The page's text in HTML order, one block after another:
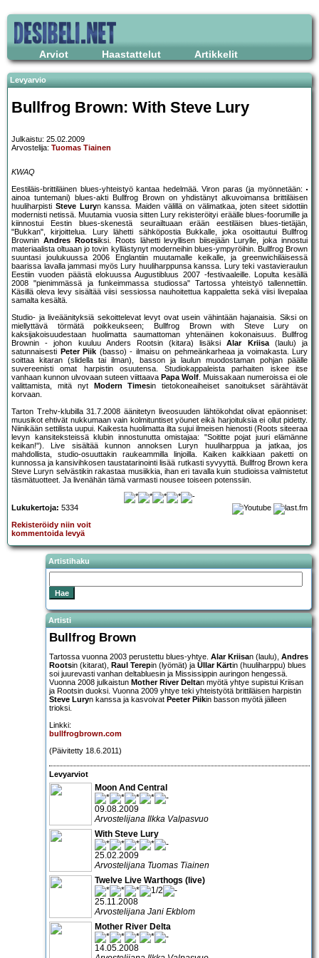
Arviot Haastattelut Artikkelit
Levyarvio
Bullfrog Brown: With Steve Lury
Julkaistu: 25.02.2009
Arvostelija: Tuomas Tiainen
KWAQ
Eestiläis-brittiläinen blues-yhteistyö kantaa hedelmää. Viron paras (ja myönnetään:
ainoa tuntemani) blues-akti Bullfrog Brown on yhdistänyt alkuvoimansa brittiläisen
huuliharpisti Steve Luryn kanssa. Maiden välillä on välimatkaa, joten siteet sidottiin
modernisti netissä. Muutamia vuosia sitten Lury rekisteröityi eräälle blues-foorumille ja
kiinnostui Eestin blues-skenestä seurailtuaan erään eestiläisen blues-tietäjän,
"Bukkan", kirjoittelua. Lury lähetti sähköpostia Bukkalle, joka osoittautui Bullfrog
Brownin Andres Rootsiksi. Roots lähetti levyllisen biisejään Lurylle, joka innostui
materiaalista oltuaan jo tovin kyllästynyt moderneihin blues-ympyröihin. Bullfrog Brown
suuntasi joulukuussa 2006 Englantiin muutamalle keikalle, ja greenwichiläisessä
baarissa lavalla jammasi myös Lury huuliharppunsa kanssa. Lury teki vastavieraulun
Eestiin vuoden päästä elokuussa Augustibluus 2007 -festivaaleille. Lopulta kesällä
2008 "pienimmässä ja funkeimmassa studiossa" Tartossa yhteistyö tallennettiin.
Käsillä oleva levy sisältää viisi sessiossa nauhoitettua kappaletta sekä viisi livepalaa
samalta kesältä.
Studio- ja liveäänityksiä sekoittelevat levyt ovat usein vähintään hajanaisia. Siksi on
miellyttävä törmätä poikkeukseen; Bullfrog Brown with Steve Lury on
kaksijakoisuudestaan huolimatta saumattoman yhtenäinen kokonaisuus. Bullfrog
Brownin - johon kuuluu Anders Rootsin (kitara) lisäksiAlar Kriisa(laulu) ja
satunnaisesti Peter Piik (basso) - ilmaisu on pehmeänkarheaa ja voimakasta. Lury
soittaa kitaran (slidella tai ilman), basson ja laulun muodostaman pohjan päälle
suvereenisti omat harpistin osuutensa. Studiokappaleista parhaiten iskee itse
vanhaan kunnon ulvovaan suteen viittaava Papa Wolf. Muissakaan numeroissa ei ole
valittamista, mitä nyt
Modern Timesin tietokoneaiheiset sanoitukset särähtävät
korvaan.
Tarton Trehv-klubilla 31.7.2008 äänitetyn liveosuuden lähtökohdat olivat epäonniset:
muusikot ehtivät nukkumaan vain kolmituntiset yöunet eikä harjoituksia ei ollut pidetty.
Niinikään settilista uupui. Kaikesta huolimatta ilta sujui ilmeisen hienosti (Roots siteeraa
levyn kansiteksteissä klubin innostunutta omistajaa: "Soititte pojat juuri elämänne
keikan!"). Live sisältää kunnon annoksen Luryn huuliharppua ja jatkaa, jos
mahdollista, studio-osuuttakin raukeammilla linjoilla. Kaiken kaikkiaan paketti on
kunnossa ja kansivihkosen taustatarinointi lisää rutkasti syvyyttä. Bullfrog Brown kera
Steve Luryn selvästikin rakastaa musiikkia, ihan eri tavalla kuin studioissa valmistetut
täsmätuotteet. Ja livenähän tämä varmasti nousee toiseen potenssiin.
Lukukertoja: 5334
Rekisteröidy niin voit
kommentoida levyä
Artistihaku
Artisti
Bullfrog Brown
Tartossa vuonna 2003 perustettu blues-yhtye. Alar Kriisan (laulu), Andres
Rootsin (kitarat), Raul Terepin (lyömät) ja Üllar Kärtin (huuliharppu) blues
soi juurevasti vanhan deltabluesin ja Mississippin auringon hengessä.
Vuonna 2008 julkaistun Mother River Deltan myötä yhtye supistui Kriisan
ja Rootsin duoksi. Vuonna 2009 yhtye teki yhteistyötä brittiläisen harpistin
Steve Luryn kanssa ja kasvoivat Peeter Piikin basson myötä jälleen
trioksi.
Linkki:
bullfrogbrown.com
(Päivitetty 18.6.2011)
Levyarviot
Moon And Central
09.08.2009
Arvostelijana Ilkka Valpasvuo
With Steve Lury
25.02.2009
Arvostelijana Tuomas Tiainen
Twelve Live Warthogs (live)
25.11.2008
Arvostelijana Jani Ekblom
Mother River Delta
14.05.2008